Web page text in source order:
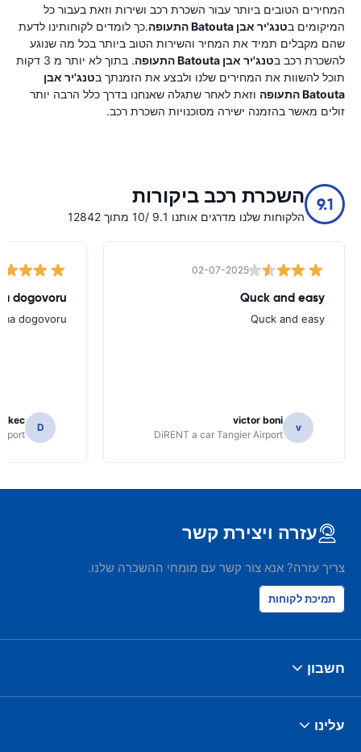
המחירים הטובים ביותר עבור השכרת רכב ושירות וזאת בעבור כל
המיקומים בטנג'יר אבן Batouta התעופה
.כך לומדים לקוחותינו לדעת
שהם מקבלים תמיד את המחיר והשירות הטוב ביותר בכל מה שנוגע
להשכרת רכב בטנג'יר אבן Batouta התעופה
. בתוך לא יותר מ 3 דקות
תוכל להשוות את המחירים שלנו ולבצע את הזמנתך בטנג'יר אבן
Batouta התעופה
וזאת לאחר שתגלה שאנחנו בדרך כלל הרבה יותר
זולים מאשר בהזמנה ישירה מסוכנויות השכרת רכב.
9.1 השכרת רכב ביקורות
הלקוחות שלנו מדרגים אותנו 9.1 /10 מתוך 12842
02-07-2025
Quck and easy
Quck and easy
v
victor boni
DiRENT a car Tangier Airport
dogovoru
dogovoru
D
עזרה ויצירת קשר
צריך עזרה? אנא צור קשר עם מומחי ההשכרה שלנו.
תמיכת לקוחות
חשבון
עלינו